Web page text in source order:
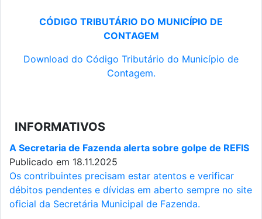
CÓDIGO TRIBUTÁRIO DO MUNICÍPIO DE
CONTAGEM
Download do Código Tributário do Município de
Contagem.
INFORMATIVOS
A Secretaria de Fazenda alerta sobre golpe de REFIS
Publicado em 18.11.2025
Os contribuintes precisam estar atentos e verificar
débitos pendentes e dívidas em aberto sempre no site
oficial da Secretária Municipal de Fazenda.